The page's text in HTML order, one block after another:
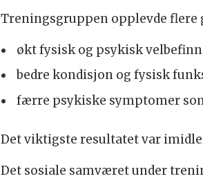
Treningsgruppen opplevde
økt fysisk og psykisk
bedre kondisjon og fysisk
færre psykiske symptomer
Det viktigste resultatet var
Det sosiale samværet under